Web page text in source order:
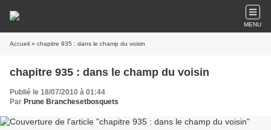
MENU
Accueil » chapitre 935 : dans le champ du voisin
chapitre 935 : dans le champ du voisin
Publié le 18/07/2010 à 01:44
Par Prune Branchesetbosquets